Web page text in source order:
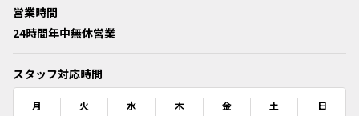
営業時間
24時間年中無休営業
スタッフ対応時間
月
火
水
木
金
土
日